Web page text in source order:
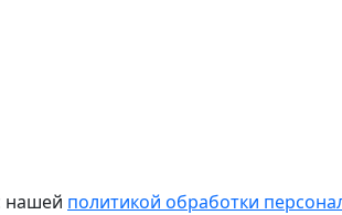
нашей политикой обработки